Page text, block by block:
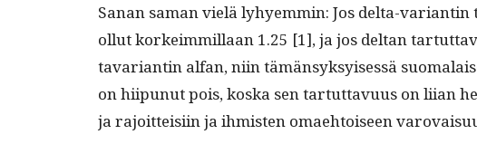
Sanan saman vielä lyhyem­min: Jos delta-
ollut korkeim­mil­laan 1.25 [1], ja jos deltan
tavari­antin alfan, niin tämän­syksyisessä
on hiipunut pois, kos­ka sen tar­tut­tavu­us on liian
ja rajoit­teisi­in ja ihmis­ten omae­htoiseen